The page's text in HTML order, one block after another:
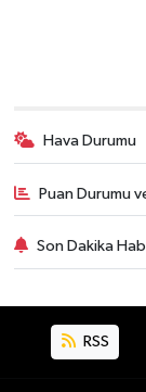
Hava Durumu
Puan Durumu
Son Dakika
RSS